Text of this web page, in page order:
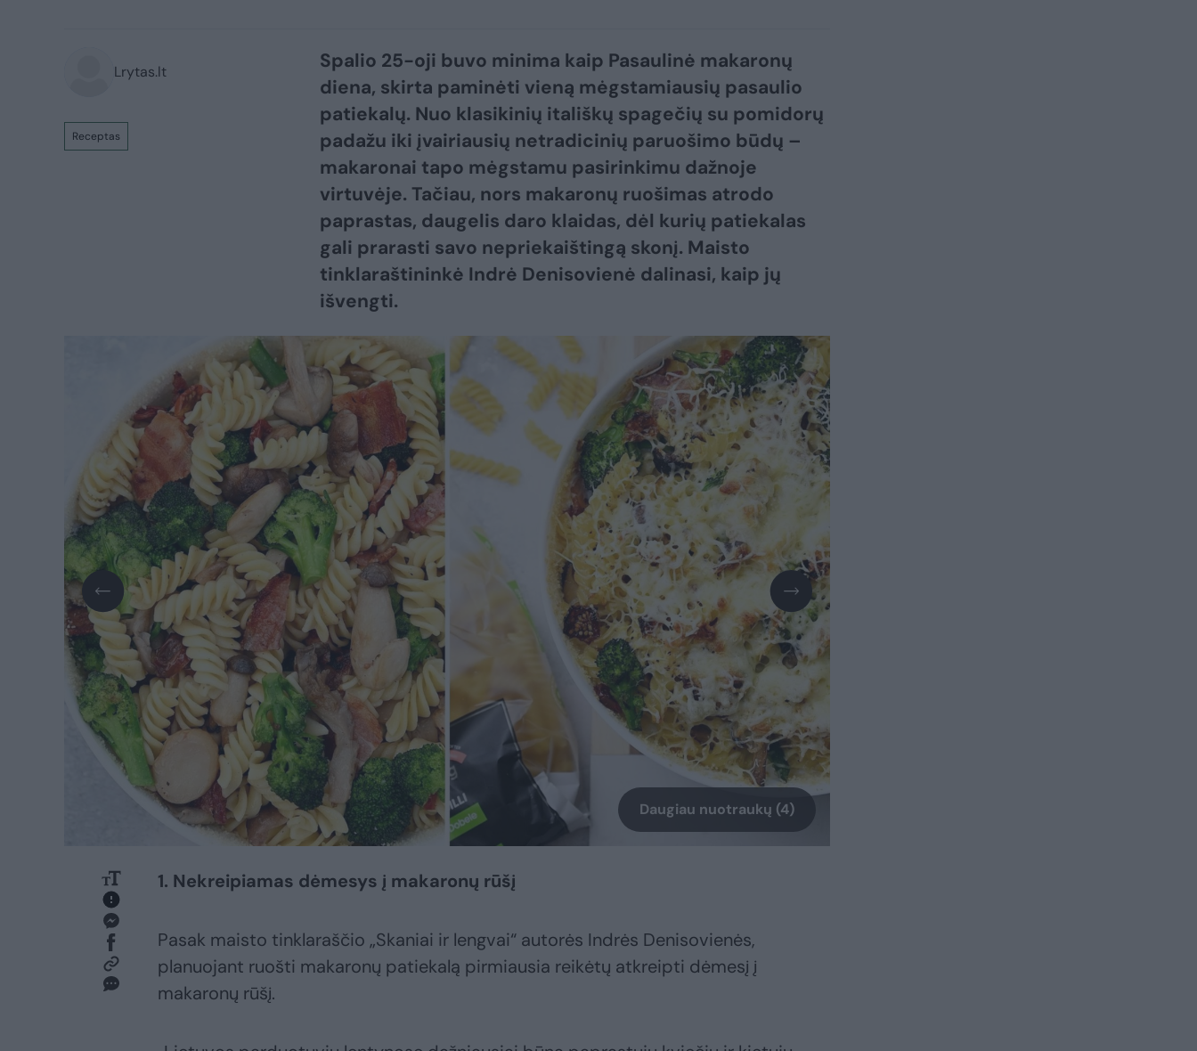
Lrytas.lt
Receptas
Spalio 25-oji buvo minima kaip Pasaulinė makaronų
diena, skirta paminėti vieną mėgstamiausių pasaulio
patiekalų. Nuo klasikinių itališkų spagečių su pomidorų
padažu iki įvairiausių netradicinių paruošimo būdų –
makaronai tapo mėgstamu pasirinkimu dažnoje
virtuvėje. Tačiau, nors makaronų ruošimas atrodo
paprastas, daugelis daro klaidas, dėl kurių patiekalas
gali prarasti savo nepriekaištingą skonį. Maisto
tinklaraštininkė Indrė Denisovienė dalinasi, kaip jų
išvengti.
Daugiau nuotraukų (4)
1. Nekreipiamas dėmesys į makaronų rūšį
Pasak maisto tinklaraščio „Skaniai ir lengvai“ autorės Indrės Denisovienės,
planuojant ruošti makaronų patiekalą pirmiausia reikėtų atkreipti dėmesį į
makaronų rūšį.